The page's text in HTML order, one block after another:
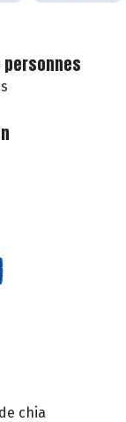
personnes
chia